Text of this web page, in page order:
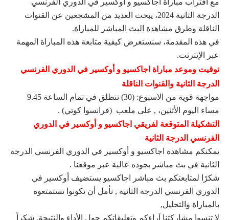
الدرجة الثانية 2024، يبحث العديد من المشجعين عن القنوات
الناقلة وطرق مشاهدة البث المباشر للمباراة.
في هذه المقدمة، سنستعرض كيفية متابعة هذه المباراة المهمة
عبر الإنترنت.
توقيت وموعد مباراة اجاكسيو و أوكسير في الدوري الفرنسي
الدرجة الثانية والقنوات الناقلة
مواجهة قوية من الاسبوع: (30) تنطلق في تمام الساعة 9.45
مساء اليوم الأثنين، , على ملعب (فرانسوا كوتي) .
التشكيلة المتوقعة لفريقي اجاكسيو و أوكسير في الدوري
الفرنسي الدرجة الثانية
يمكنكم مشاهدة اجاكسيو و أوكسير في الدوري الفرنسي الدرجة
الثانية في بث مباشر بجوده عالية عبر موقعنا .
شكرًا لمتابعتكم بث مباشر اجاكسيو يستضيف أوكسير في
الدوري الفرنسي الدرجة الثانية , نأمل أن تكونوا تستمتعوه
بالمباراة والتحليل,
لا تنسوا مشاركتنا آراءكم وتعليقاتكم حول الأداء والنتيجة. شكراً